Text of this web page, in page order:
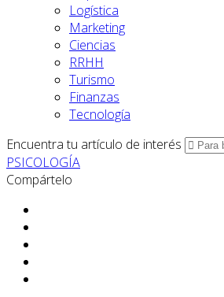
Logística
Marketing
Ciencias
RRHH
Turismo
Finanzas
Tecnología
Encuentra tu artículo de interés
PSICOLOGÍA
Compártelo